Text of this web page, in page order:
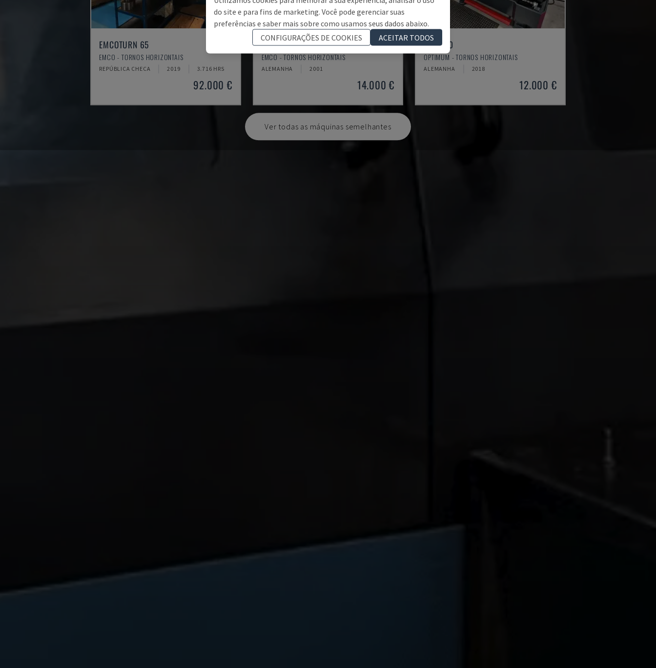
EMCOTURN 65
EMCO - TORNOS HORIZONTAIS
REPÚBLICA CHECA 2019 3.716 HRS
92.000 €
EMCOMAT 200X1000
EMCO - TORNOS HORIZONTAIS
ALEMANHA 2001
14.000 €
TH 4610
OPTIMUM - TORNOS HORIZONTAIS
ALEMANHA 2018
12.000 €
Ver todas as máquinas semelhantes
do site e para fins de marketing. Você pode gerenciar suas
preferências e saber mais sobre como usamos seus dados abaixo.
CONFIGURAÇÕES DE COOKIES
ACEITAR TODOS